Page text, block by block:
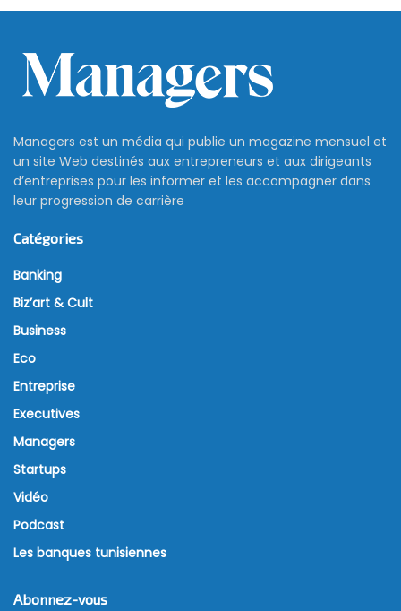
Managers est un média qui publie un magazine mensuel et
un site Web destinés aux entrepreneurs et aux dirigeants
d’entreprises pour les informer et les accompagner dans
leur progression de carrière
Catégories
Banking
Biz’art & Cult
Business
Eco
Entreprise
Executives
Managers
Startups
Vidéo
Podcast
Les banques tunisiennes
Abonnez-vous